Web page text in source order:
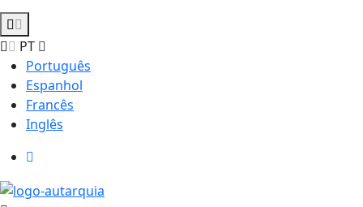
PT
Português
Espanhol
Francês
Inglês